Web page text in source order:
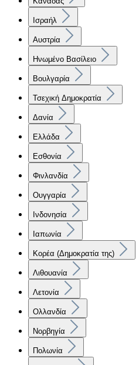
Ισραήλ
Αυστρία
Ηνωμένο Βασίλειο
Βουλγαρία
Τσεχική Δημοκρατία
Δανία
Ελλάδα
Εσθονία
Φινλανδία
Ουγγαρία
Ινδονησία
Ιαπωνία
Κορέα (Δημοκρατία της)
Λιθουανία
Λετονία
Ολλανδία
Νορβηγία
Πολωνία